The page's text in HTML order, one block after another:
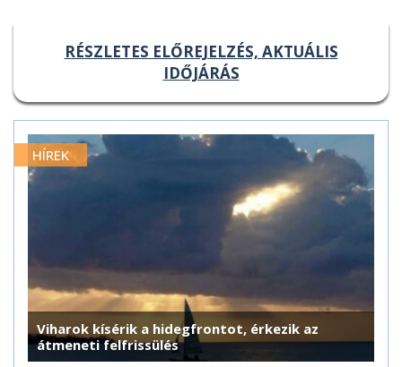
RÉSZLETES ELŐREJELZÉS, AKTUÁLIS
IDŐJÁRÁS
HÍREK
Viharok kísérik a hidegfrontot, érkezik az
átmeneti felfrissülés